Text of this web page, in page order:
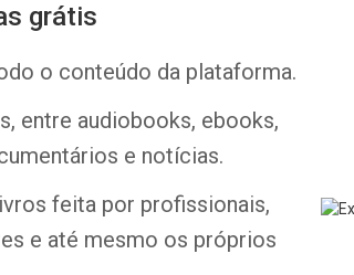
grátis
o conteúdo da plataforma.
entre audiobooks, ebooks,
e notícias.
feita por profissionais,
e até mesmo os próprios
Whatsapp Facebook